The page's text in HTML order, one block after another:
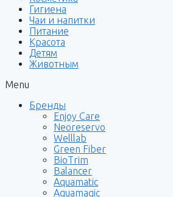
Гигиена
Чаи и напитки
Питание
Красота
Детям
Животным
Menu
Бренды
Enjoy Care
Neoreservo
Welllab
Green Fiber
BioTrim
Balancer
Aquamatic
Aquamagic